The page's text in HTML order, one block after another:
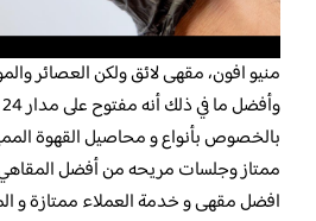
منيو افون، مقهى لائق ولكن العصائر
بالخصوص بأنواع و محاصيل القهوة
ممتاز وجلسات مريحهمن أفضل
افضل مقهى و خدمة العملاء ممتازة و